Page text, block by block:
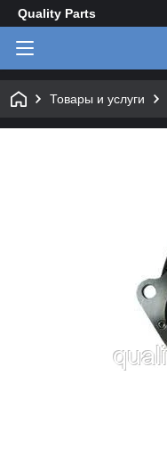
Quality Parts
Товары и услуги